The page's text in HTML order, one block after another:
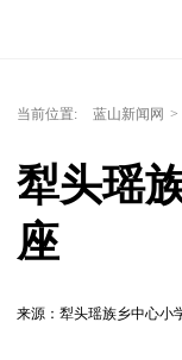
当前位置: 蓝山新闻网 >
犁头瑶
座
来源：犁头瑶族乡中心小